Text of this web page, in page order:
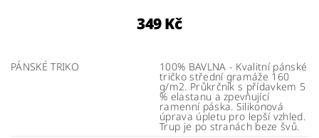
349 Kč
PÁNSKÉ TRIKO 100% BAVLNA - Kvalitní pánské
tričko střední gramáže 160
g/m2. Průkrčník s přídavkem 5
% elastanu a zpevňující
ramenní páska. Silikonová
úprava úpletu pro lepší vzhled.
Trup je po stranách beze švů.